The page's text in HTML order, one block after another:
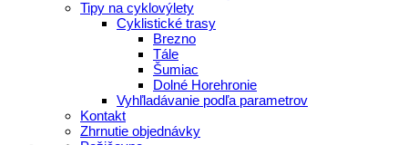
Tipy na cyklovýlety
Cyklistické trasy
Brezno
Tále
Šumiac
Dolné Horehronie
Vyhľladávanie podľa parametrov
Kontakt
Zhrnutie objednávky